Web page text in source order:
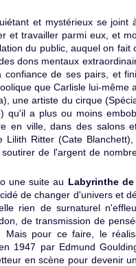
et mystérieux se joint
et travailler parmi eux, et
du public, auquel on fait
dons mentaux
de ses pairs, et
que Carlisle lui-même
une artiste du cirque
qu'il a plus ou moins
en ville, dans des salons
Ritter (Cate Blanchett),
de l'argent de
une suite au Labyrinthe de
de changer d'univers et
rien de surnaturel
de transmission de
Mais pour ce faire, le
1947 par Edmund
en scène pour devenir